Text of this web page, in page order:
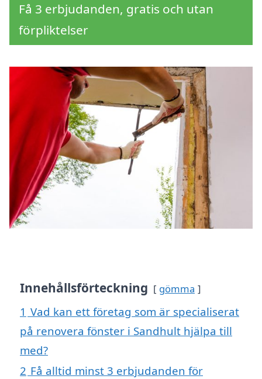
Få 3 erbjudanden, gratis och utan
förpliktelser
Innehållsförteckning gömma
1 Vad kan ett företag som är specialiserat
på renovera fönster i Sandhult hjälpa till
med?
2 Få alltid minst 3 erbjudanden för